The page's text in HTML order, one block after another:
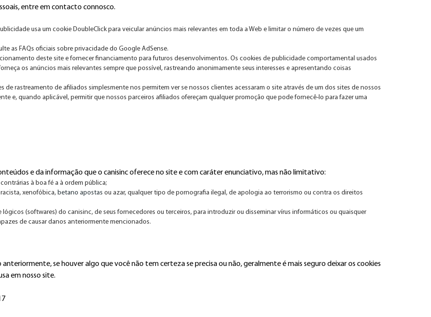
entre em contacto connosco.
usa um cookie DoubleClick para veicular anúncios mais relevantes em toda a Web e limitar o número de vezes que um
as FAQs oficiais sobre privacidade do Google AdSense.
deste site e fornecer financiamento para futuros desenvolvimentos. Os cookies de publicidade comportamental usados
os anúncios mais relevantes sempre que possível, rastreando anonimamente seus interesses e apresentando coisas
de rastreamento de afiliados simplesmente nos permitem ver se nossos clientes acessaram o site através de um dos sites de nossos
e, quando aplicável, permitir que nossos parceiros afiliados ofereçam qualquer promoção que pode fornecê-lo para fazer uma
e da informação que o canisinc oferece no site e com caráter enunciativo, mas não limitativo:
à boa fé a à ordem pública;
xenofóbica, betano apostas ou azar, qualquer tipo de pornografia ilegal, de apologia ao terrorismo ou contra os direitos
lógicos (softwares) do canisinc, de seus fornecedores ou terceiros, para introduzir ou disseminar vírus informáticos ou quaisquer
de causar danos anteriormente mencionados.
se houver algo que você não tem certeza se precisa ou não, geralmente é mais seguro deixar os cookies
em nosso site.